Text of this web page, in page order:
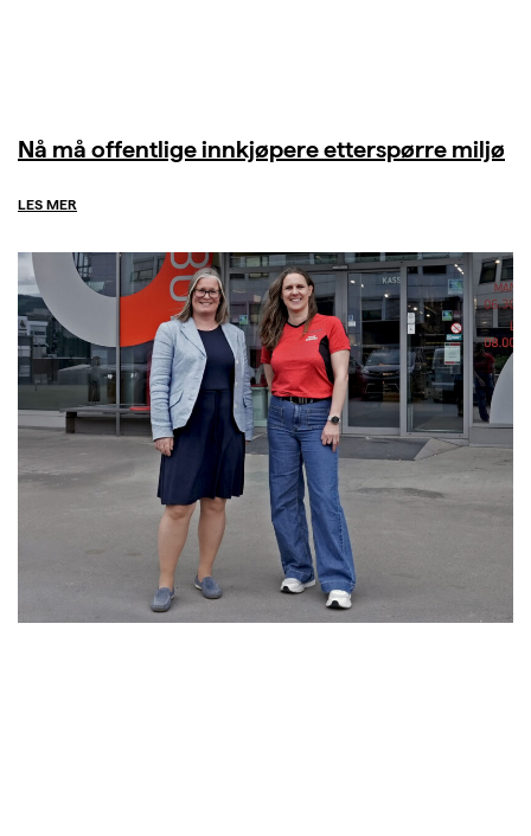
Nå må offentlige innkjøpere etterspørre miljø
LES MER